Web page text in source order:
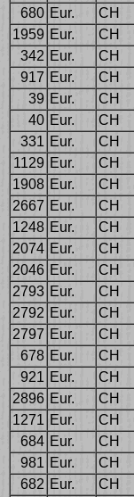
680 Eur. CH
1959 Eur. CH
342 Eur. CH
917 Eur. CH
39 Eur. CH
40 Eur. CH
331 Eur. CH
1129 Eur. CH
1908 Eur. CH
2667 Eur. CH
1248 Eur. CH
2074 Eur. CH
2046 Eur. CH
2793 Eur. CH
2792 Eur. CH
2797 Eur. CH
678 Eur. CH
921 Eur. CH
2896 Eur. CH
1271 Eur. CH
684 Eur. CH
981 Eur. CH
682 Eur. CH